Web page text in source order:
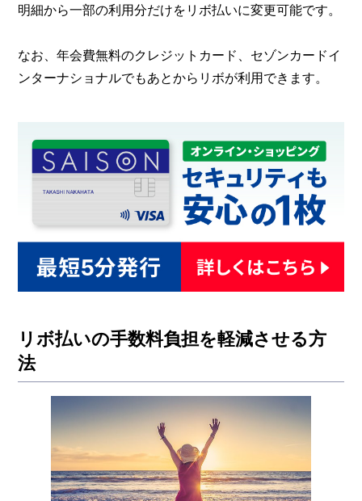
明細から一部の利用分だけをリボ払いに変更可能です。
なお、年会費無料のクレジットカード、セゾンカードイ
ンターナショナルでもあとからリボが利用できます。
リボ払いの手数料負担を軽減させる方
法